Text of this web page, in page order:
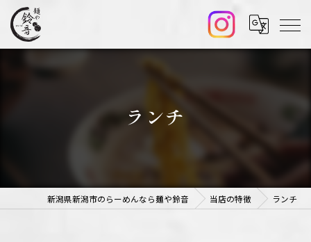
ランチ
新潟県新潟市のらーめんなら麺や鈴音 当店の特徴 ランチ